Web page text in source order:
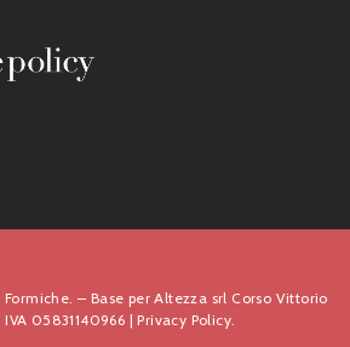
– Base per Altezza srl Corso Vittorio
05831140966 |Privacy Policy.